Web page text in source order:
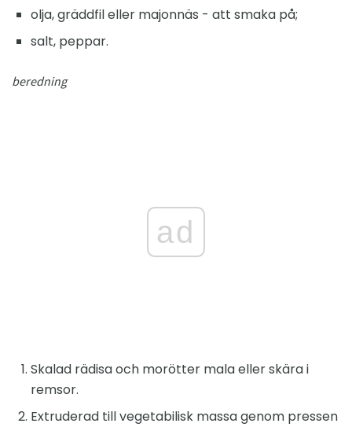
olja, gräddfil eller majonnäs - att smaka på;
salt, peppar.
beredning
ad
Skalad rädisa och morötter mala eller skära i
remsor.
Extruderad till vegetabilisk massa genom pressen